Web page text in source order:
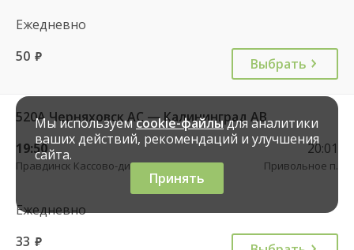
Ежедневно
50 руб. Выбрать
520А Черняховск АС — Калининград АВ
19:50
Правдинск Кассово-диспетчерский пункт
20:01
Привольное п.
Ежедневно
33 руб.
Мы используемcookie-файлыдля аналитики
ваших действий, рекомендаций и улучшения
сайта.
Принять